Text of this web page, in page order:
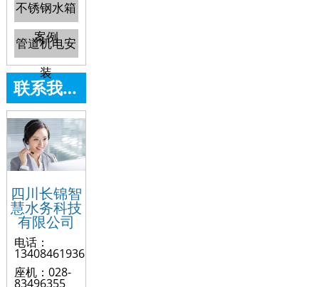
不锈钢水箱
案例
管道机电安
装
联系我们
四川长锦智
慧水务科技
有限公司
电话：
13408461936
座机：028-
83496355